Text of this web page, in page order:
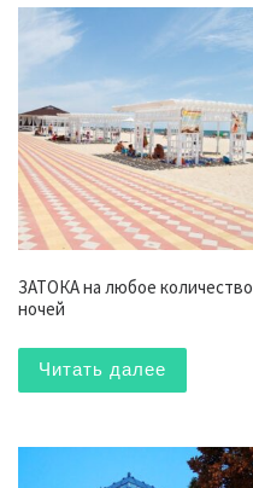
ЗАТОКА на любое количество
ночей
Читать далее